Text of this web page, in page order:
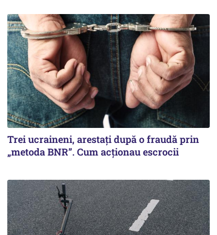
Trei ucraineni, arestați după o fraudă prin
„metoda BNR”. Cum acționau escrocii